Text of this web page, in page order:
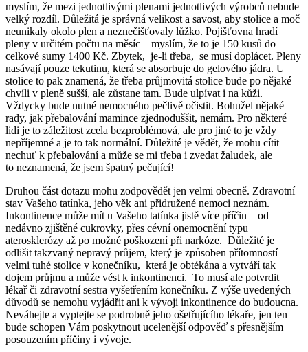
myslím, že mezi jednotlivými plenami jednotlivých výrobců nebude
velký rozdíl. Důležitá je správná velikost a savost, aby stolice a moč
neunikaly okolo plen a neznečišťovaly lůžko. Pojišťovna hradí
pleny v určitém počtu na měsíc – myslím, že to je 150 kusů do
celkové sumy 1400 Kč. Zbytek, je-li třeba, se musí doplácet. Pleny
nasávají pouze tekutinu, která se absorbuje do gelového jádra. U
stolice to pak znamená, že třeba průjmovitá stolice bude po nějaké
chvíli v pleně sušší, ale zůstane tam. Bude ulpívat i na kůži.
Vždycky bude nutné nemocného pečlivě očistit. Bohužel nějaké
rady, jak přebalování mamince zjednoduššit, nemám. Pro některé
lidi je to záležitost zcela bezproblémová, ale pro jiné to je vždy
nepříjemné a je to tak normální. Důležité je vědět, že mohu cítit
nechuť k přebalování a může se mi třeba i zvedat žaludek, ale
to neznamená, že jsem špatný pečující!
Druhou část dotazu mohu zodpovědět jen velmi obecně. Zdravotní
stav Vašeho tatínka, jeho věk ani přidružené nemoci neznám.
Inkontinence může mít u Vašeho tatínka jistě více příčin – od
nedávno zjištěné cukrovky, přes cévní onemocnění typu
aterosklerózy až po možné poškození při narkóze. Důležité je
odlišit takzvaný nepravý průjem, který je způsoben přítomností
velmi tuhé stolice v konečníku, která je obtékána a vytváří tak
dojem průjmu a může vést k inkontinenci. To musí ale potvrdit
lékař či zdravotní sestra vyšetřením konečníku. Z výše uvedených
důvodů se nemohu vyjádřit ani k vývoji inkontinence do budoucna.
Neváhejte a vyptejte se podrobně jeho ošetřujícího lékaře, jen ten
bude schopen Vám poskytnout ucelenější odpověď s přesnějším
posouzením příčiny i vývoje.